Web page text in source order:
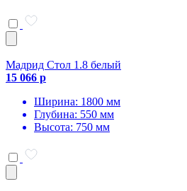
Мадрид Стол 1.8 белый
15 066 р
Ширина: 1800 мм
Глубина: 550 мм
Высота: 750 мм